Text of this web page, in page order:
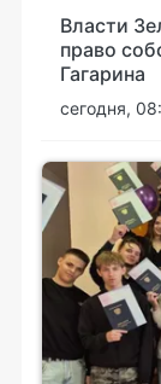
Власти
право
Гагарина
сегодня,